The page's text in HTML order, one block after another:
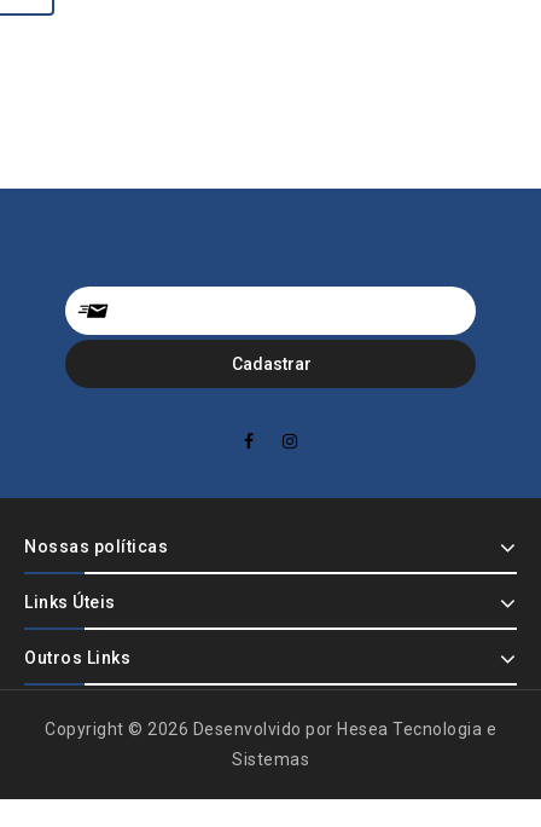
Nossas políticas
Links Úteis
Outros Links
Copyright © 2026 Desenvolvido por Hesea Tecnologia e
Sistemas